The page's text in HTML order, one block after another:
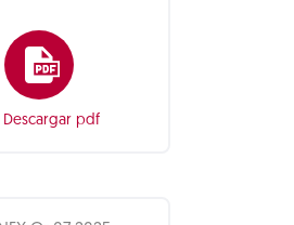
Descargar pdf